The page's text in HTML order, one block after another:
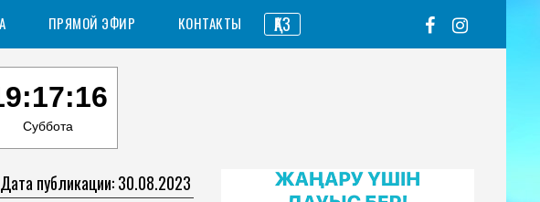
ПРЯМОЙ ЭФИР КОНТАКТЫ ҚАЗ
Суббота
Дата публикации: 30.08.2023